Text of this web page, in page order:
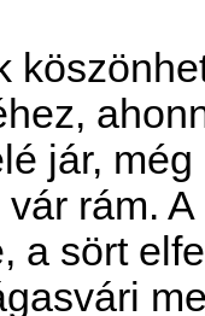
jár,
rám.
a sört